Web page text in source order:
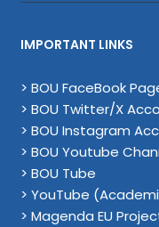
IMPORTANT LINKS
> BOU FaceBook
> BOU Twitter/X
> BOU Instagram
> BOU Youtube
> BOU Tube
> YouTube
> Magenda EU